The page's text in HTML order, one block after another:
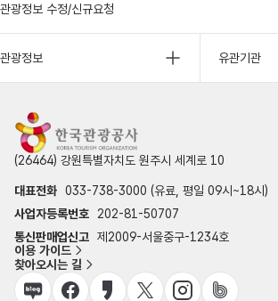
관광정보 수정/신규요청
관광정보 유관기관
(26464) 강원특별자치도 원주시 세계로 10
대표전화 033-738-3000 (유료, 평일 09시~18시)
사업자등록번호
202-81-50707
통신판매업신고 제2009-서울중구-1234호
이용 가이드
찾아오시는 길